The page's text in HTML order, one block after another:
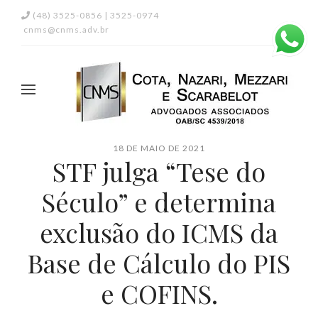
(48) 3525-0856 | 3525-0974
cnms@cnms.adv.br
18 DE MAIO DE 2021
STF julga “Tese do
Século” e determina
exclusão do ICMS da
Base de Cálculo do PIS
e COFINS.